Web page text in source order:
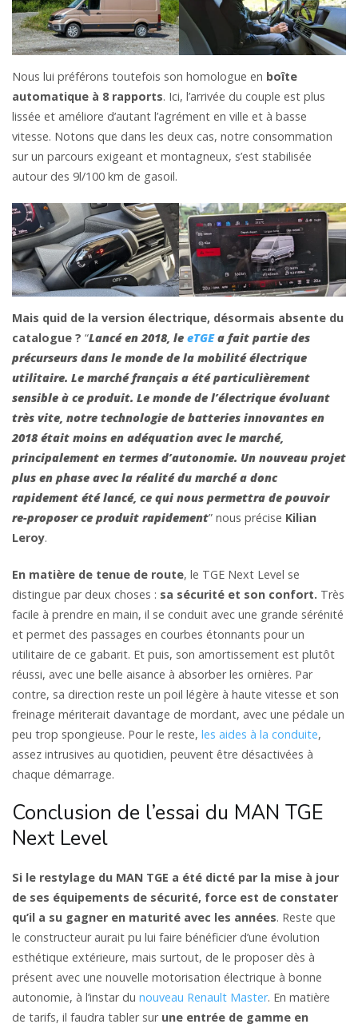
Nous lui préférons toutefois son homologue en boîte
automatique à 8 rapports. Ici, l’arrivée du couple est plus
lissée et améliore d’autant l’agrément en ville et à basse
vitesse. Notons que dans les deux cas, notre consommation
sur un parcours exigeant et montagneux, s’est stabilisée
autour des 9l/100 km de gasoil.
Mais quid de la version électrique, désormais absente du
catalogue ? “Lancé en 2018, le eTGEa fait partie des
précurseurs dans le monde de la mobilité électrique
utilitaire. Le marché français a été particulièrement
sensible à ce produit. Le monde de l’électrique évoluant
très vite, notre technologie de batteries innovantes en
2018 était moins en adéquation avec le marché,
principalement en termes d’autonomie. Un nouveau projet
plus en phase avec la réalité du marchéa donc
rapidement été lancé, ce qui nous permettra de pouvoir
re-proposer ce produit rapidement” nous précise Kilian
Leroy.
En matière de tenue de route, le TGE Next Level se
distingue par deux choses : sa sécurité et son confort. Très
facile à prendre en main, il se conduit avec une grande sérénité
et permet des passages en courbes étonnants pour un
utilitaire de ce gabarit. Et puis, son amortissement est plutôt
réussi, avec une belle aisance à absorber les ornières. Par
contre, sa direction reste un poil légère à haute vitesse et son
freinage mériterait davantage de mordant, avec une pédale un
peu trop spongieuse. Pour le reste, les aides à la conduite,
assez intrusives au quotidien, peuvent être désactivées à
chaque démarrage.
Conclusion de l’essai du MAN TGE
Next Level
Si le restylage du MAN TGE a été dicté par la mise à jour
de ses équipements de sécurité, force est de constater
qu’il a su gagner en maturité avec les années. Reste que
le constructeur aurait pu lui faire bénéficier d’une évolution
esthétique extérieure, mais surtout, de le proposer dès à
présent avec une nouvelle motorisation électrique à bonne
autonomie, à l’instar du nouveau Renault Master. En matière
de tarifs, il faudra tabler sur une entrée de gamme en